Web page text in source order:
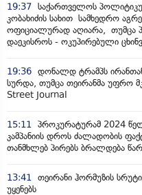
19:37 საქართველოს
კობახიძის სახით სამხედრო
ოფიციალურად აღიარა, თუმცა
დაეკისროს - ოკუპირებული
19:36 დონალდ ტრამპს ირანთან
სურდა, თუმცა თეირანმა უფრო
Street Journal
15:11
პროკურატურამ 2024
კამპანიის დროს ძალადობის
თანმხლებ პირებს ბრალდება
13:41
თეირანი ჰორმუზის
უყენებს